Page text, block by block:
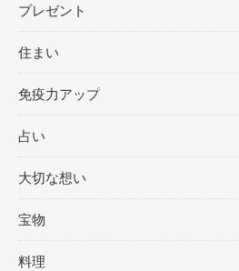
プレゼント
住まい
免疫力アップ
占い
大切な想い
宝物
料理